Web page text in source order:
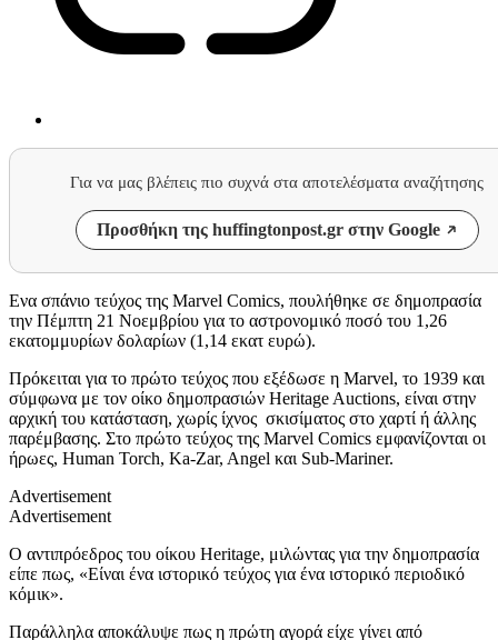
Για να μας βλέπεις πιο συχνά στα αποτελέσματα αναζήτησης
Προσθήκη της huffingtonpost.gr στην Google
Ενα σπάνιο τεύχος της Marvel Comics, πουλήθηκε σε δημοπρασία
την Πέμπτη 21 Νοεμβρίου για το αστρονομικό ποσό του 1,26
εκατομμυρίων δολαρίων (1,14 εκατ ευρώ).
Πρόκειται για το πρώτο τεύχος που εξέδωσε η Marvel, το 1939 και
σύμφωνα με τον οίκο δημοπρασιών Heritage Auctions, είναι στην
αρχική του κατάσταση, χωρίς ίχνος σκισίματος στο χαρτί ή άλλης
παρέμβασης. Στο πρώτο τεύχος της Marvel Comics εμφανίζονται οι
ήρωες, Human Torch, Ka-Zar, Angel και Sub-Mariner.
Advertisement
Advertisement
Ο αντιπρόεδρος του οίκου Heritage, μιλώντας για την δημοπρασία
είπε πως, «Είναι ένα ιστορικό τεύχος για ένα ιστορικό περιοδικό
κόμικ».
Παράλληλα αποκάλυψε πως η πρώτη αγορά είχε γίνει από